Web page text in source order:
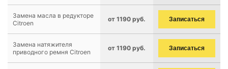
Замена масла в редукторе
Citroen
от 1190 руб. Записаться
Замена натяжителя
приводного ремня Citroen
от 1190 руб. Записаться